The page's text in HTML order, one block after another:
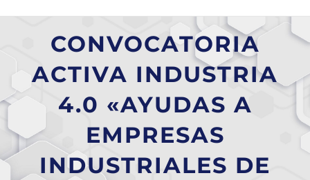
CONVOCATORIA
ACTIVA INDUSTRIA
4.0 «AYUDAS A
EMPRESAS
INDUSTRIALES DE